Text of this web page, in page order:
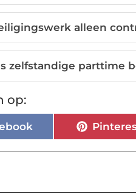
alleen
zelfstandige parttime
op: